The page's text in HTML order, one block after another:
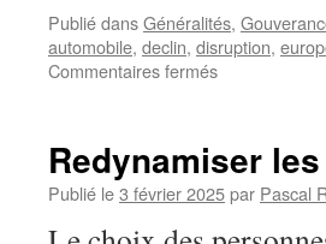
Publié dansGénéralités,
automobile, declin, disruption,
Commentaires ferméssur
européen
Redynamiser
Publié le3 février 2025par Pascal